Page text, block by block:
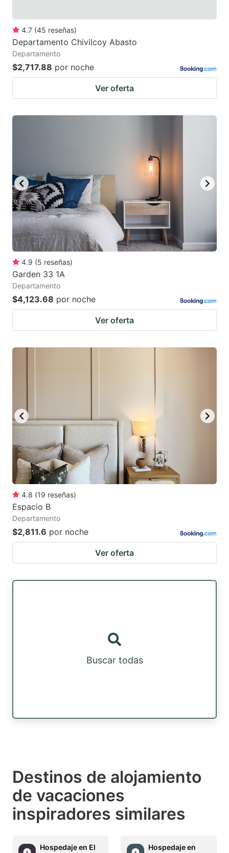
4.7 (45 reseñas)
Departamento Chivilcoy Abasto
Departamento
$2,717.88 por noche
Ver oferta
4.9 (5 reseñas)
Garden 33 1A
Departamento
$4,123.68 por noche
Ver oferta
4.8 (19 reseñas)
Espacio B
Departamento
$2,811.6 por noche
Ver oferta
Buscar todas
Destinos de alojamiento
de vacaciones
inspiradores similares
Hospedaje en El Hospedaje en